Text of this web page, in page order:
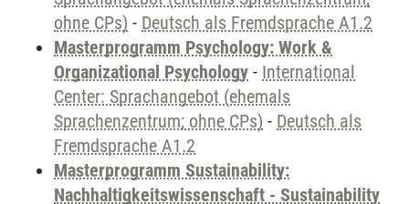
ohne CPs) - Deutsch als Fremdsprache A1.2
Masterprogramm Psychology: Work &
Organizational Psychology - International
Center: Sprachangebot (ehemals
Sprachenzentrum; ohne CPs) - Deutsch als
Fremdsprache A1.2
Masterprogramm Sustainability:
Nachhaltigkeitswissenschaft - Sustainability